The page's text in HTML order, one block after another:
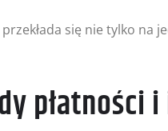
się nie tylko na
płatności